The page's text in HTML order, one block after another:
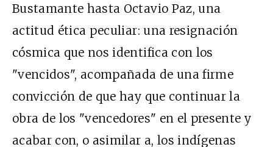
Bustamante hasta Octavio Paz, una
actitud ética peculiar: una resignación
cósmica que nos identifica con los
"vencidos", acompañada de una firme
convicción de que hay que continuar la
obra de los "vencedores" en el presente y
acabar con, o asimilar a, los indígenas